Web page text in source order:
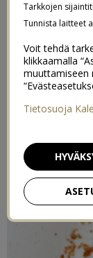
Ei
Olen kokeillut
Seuraavan
Tarkkojen
Tunnista laitteet
Voit tehdä
klikkaamalla
muuttamiseen
Tietosuoja